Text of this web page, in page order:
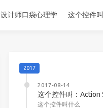
设计师口袋心理学 这个控件
2017
2017-08-14
这个控件叫：
这个控件叫什么